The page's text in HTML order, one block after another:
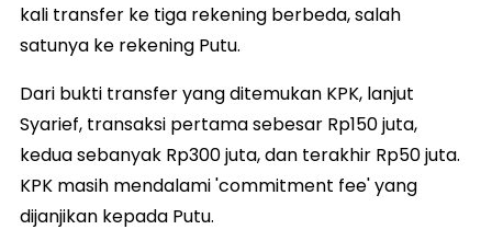
kali transfer ke tiga rekening berbeda, salah
satunya ke rekening Putu.
Dari bukti transfer yang ditemukan KPK, lanjut
Syarief, transaksi pertama sebesar Rp150 juta,
kedua sebanyak Rp300 juta, dan terakhir Rp50 juta.
KPK masih mendalami 'commitment fee' yang
dijanjikan kepada Putu.